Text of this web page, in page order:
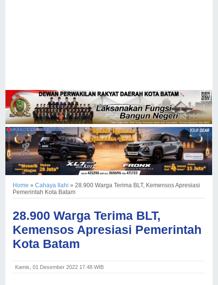
Home »Cahaya Ilahi »28.900 Warga Terima BLT, Kemensos Apresiasi
Pemerintah Kota Batam
28.900 Warga Terima BLT,
Kemensos Apresiasi Pemerintah
Kota Batam
Kamis, 01 Desember 2022 17.48 WIB